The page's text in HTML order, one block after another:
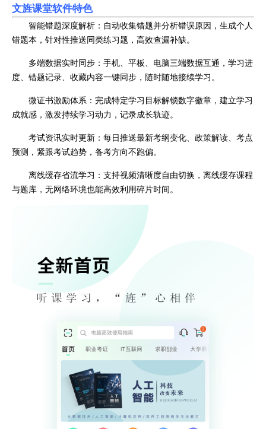
文旌课堂软件特色
智能错题深度解析：自动收集错题并分析错误原因，生成个人
错题本，针对性推送同类练习题，高效查漏补缺。
多端数据实时同步：手机、平板、电脑三端数据互通，学习进
度、错题记录、收藏内容一键同步，随时随地接续学习。
微证书激励体系：完成特定学习目标解锁数字徽章，建立学习
成就感，激发持续学习动力，记录成长轨迹。
考试资讯实时更新：每日推送最新考纲变化、政策解读、考点
预测，紧跟考试趋势，备考方向不跑偏。
离线缓存省流学习：支持视频清晰度自由切换，离线缓存课程
与题库，无网络环境也能高效利用碎片时间。